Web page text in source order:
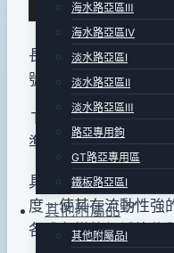
海水路亞區Ⅲ
海水路亞區Ⅳ
淡水路亞區Ⅰ
淡水路亞區Ⅱ
淡水路亞區Ⅲ
路亞專用鉤
GT路亞專用區
鐵板路亞區Ⅰ
其他附屬品
其他附屬品Ⅰ
日
2016
10
月
11
日
長42mm .重量2.8g.
號三叉鉤.全日本製品
ＴＯＴＯ４２是Ｔｅ
準沉水型假餌。
具備優異的擺動能力
度，使其在流動性強
各式各樣的領域皆能